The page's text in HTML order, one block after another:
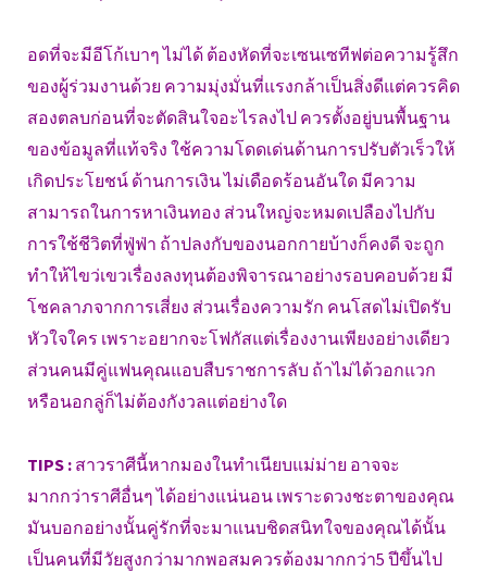
อดที่จะมีอีโก้เบาๆ ไม่ได้ ต้องหัดที่จะเซนเซทีฟต่อความรู้สึก
ของผู้ร่วมงานด้วย ความมุ่งมั่นที่แรงกล้าเป็นสิ่งดีแต่ควรคิด
สองตลบก่อนที่จะตัดสินใจอะไรลงไป ควรตั้งอยู่บนพื้นฐาน
ของข้อมูลที่แท้จริง ใช้ความโดดเด่นด้านการปรับตัวเร็วให้
เกิดประโยชน์ ด้านการเงิน ไม่เดือดร้อนอันใด มีความ
สามารถในการหาเงินทอง ส่วนใหญ่จะหมดเปลืองไปกับ
การใช้ชีวิตที่ฟู่ฟ่า ถ้าปลงกับของนอกกายบ้างก็คงดี จะถูก
ทำให้ไขว่เขวเรื่องลงทุนต้องพิจารณาอย่างรอบคอบด้วย มี
โชคลาภจากการเสี่ยง ส่วนเรื่องความรัก คนโสดไม่เปิดรับ
หัวใจใคร เพราะอยากจะโฟกัสแต่เรื่องงานเพียงอย่างเดียว
ส่วนคนมีคู่แฟนคุณแอบสืบราชการลับ ถ้าไม่ได้วอกแวก
หรือนอกลู่ก็ไม่ต้องกังวลแต่อย่างใด
TIPS : สาวราศีนี้หากมองในทำเนียบแม่ม่าย อาจจะ
มากกว่าราศีอื่นๆ ได้อย่างแน่นอน เพราะดวงชะตาของคุณ
มันบอกอย่างนั้นคู่รักที่จะมาแนบชิดสนิทใจของคุณได้นั้น
เป็นคนที่มีวัยสูงกว่ามากพอสมควรต้องมากกว่า5 ปีขึ้นไป